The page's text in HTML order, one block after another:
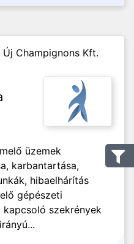
Új Champignons Kft.
üzemek
karbantartása,
hibaelhárítás
gépészeti
kapcsoló szekrények